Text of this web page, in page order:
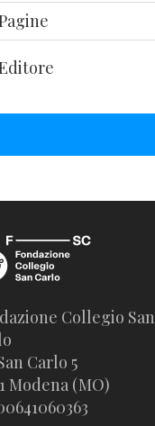
Collegio San
Carlo 5
Modena (MO)